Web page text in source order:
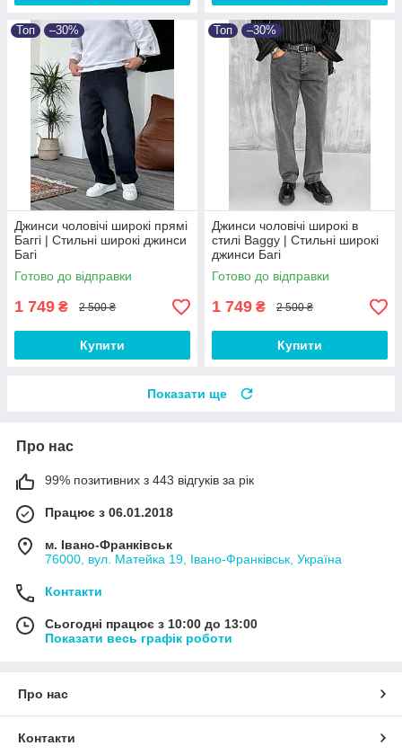
Топ –30%
Джинси чоловічі широкі прямі
Баггі | Стильні широкі джинси
Багі
Готово до відправки
1 749 ₴ 2 500 ₴
Купити
Топ –30%
Джинси чоловічі широкі в
стилі Baggy | Стильні широкі
джинси Багі
Готово до відправки
1 749 ₴ 2 500 ₴
Купити
Показати ще
Про нас
99% позитивних з 443 відгуків за рік
Працює з 06.01.2018
м. Івано-Франківськ
76000, вул. Матейка 19, Івано-Франківськ, Україна
Контакти
Сьогодні працює з 10:00 до 13:00
Показати весь графік роботи
Про нас
Контакти